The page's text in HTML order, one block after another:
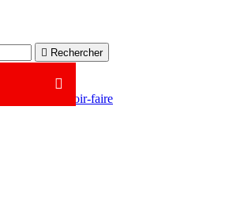
 Rechercher

Savoir-faire